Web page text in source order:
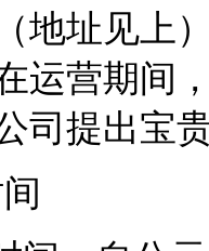
地址见上
运营期间
司提出宝